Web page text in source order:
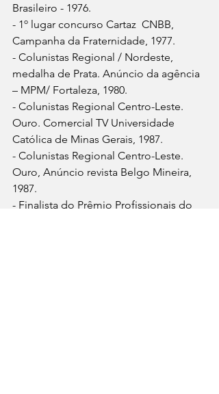
Brasileiro - 1976.
- 1º lugar concurso Cartaz  CNBB,
Campanha da Fraternidade, 1977.
- Colunistas Regional / Nordeste,
medalha de Prata. Anúncio da agência
– MPM/ Fortaleza, 1980.
- Colunistas Regional Centro-Leste.
Ouro. Comercial TV Universidade
Católica de Minas Gerais, 1987.
- Colunistas Regional Centro-Leste.
Ouro, Anúncio revista Belgo Mineira,
1987.
- Finalista do Prêmio Profissionais do